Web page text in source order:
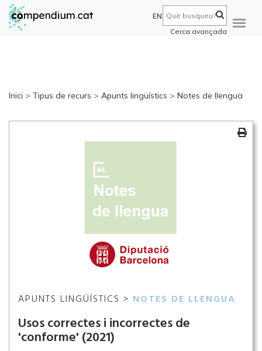
EN
Cerca avançada
Inici > Tipus de recurs > Apunts lingüístics > Notes de llengua
APUNTS LINGÜÍSTICS > NOTES DE LLENGUA
Usos correctes i incorrectes de
'conforme' (2021)